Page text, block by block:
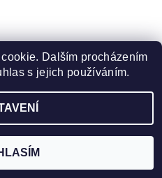
Ochrana osobních údajů
, všechna práva vyhrazena
Shoptet
Dalším procházením
s jejich používáním.